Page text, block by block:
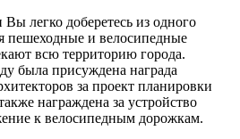
легко доберетесь из одного
пешеходные и велосипедные
всю территорию города.
была присуждена награда
за проект планировки
награждена за устройство
к велосипедным дорожкам.